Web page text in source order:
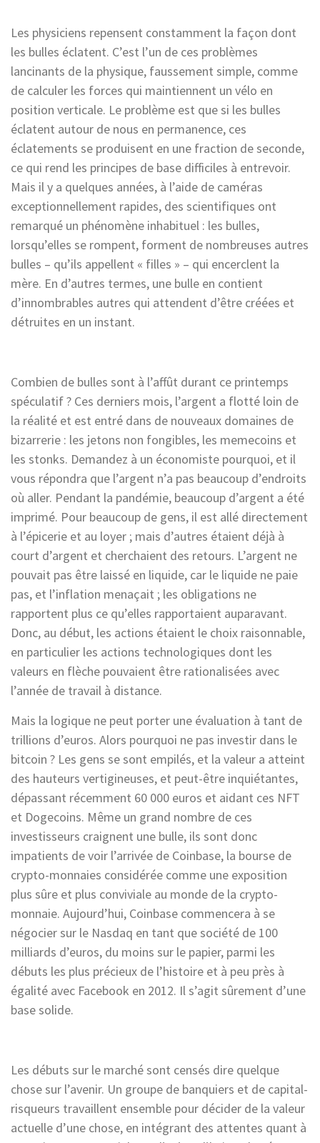
Les physiciens repensent constamment la façon dont
les bulles éclatent. C’est l’un de ces problèmes
lancinants de la physique, faussement simple, comme
de calculer les forces qui maintiennent un vélo en
position verticale. Le problème est que si les bulles
éclatent autour de nous en permanence, ces
éclatements se produisent en une fraction de seconde,
ce qui rend les principes de base difficiles à entrevoir.
Mais il y a quelques années, à l’aide de caméras
exceptionnellement rapides, des scientifiques ont
remarqué un phénomène inhabituel : les bulles,
lorsqu’elles se rompent, forment de nombreuses autres
bulles – qu’ils appellent « filles » – qui encerclent la
mère. En d’autres termes, une bulle en contient
d’innombrables autres qui attendent d’être créées et
détruites en un instant.
Combien de bulles sont à l’affût durant ce printemps
spéculatif ? Ces derniers mois, l’argent a flotté loin de
la réalité et est entré dans de nouveaux domaines de
bizarrerie : les jetons non fongibles, les memecoins et
les stonks. Demandez à un économiste pourquoi, et il
vous répondra que l’argent n’a pas beaucoup d’endroits
où aller. Pendant la pandémie, beaucoup d’argent a été
imprimé. Pour beaucoup de gens, il est allé directement
à l’épicerie et au loyer ; mais d’autres étaient déjà à
court d’argent et cherchaient des retours. L’argent ne
pouvait pas être laissé en liquide, car le liquide ne paie
pas, et l’inflation menaçait ; les obligations ne
rapportent plus ce qu’elles rapportaient auparavant.
Donc, au début, les actions étaient le choix raisonnable,
en particulier les actions technologiques dont les
valeurs en flèche pouvaient être rationalisées avec
l’année de travail à distance.
Mais la logique ne peut porter une évaluation à tant de
trillions d’euros. Alors pourquoi ne pas investir dans le
bitcoin ? Les gens se sont empilés, et la valeur a atteint
des hauteurs vertigineuses, et peut-être inquiétantes,
dépassant récemment 60 000 euros et aidant ces NFT
et Dogecoins. Même un grand nombre de ces
investisseurs craignent une bulle, ils sont donc
impatients de voir l’arrivée de Coinbase, la bourse de
crypto-monnaies considérée comme une exposition
plus sûre et plus conviviale au monde de la crypto-
monnaie. Aujourd’hui, Coinbase commencera à se
négocier sur le Nasdaq en tant que société de 100
milliards d’euros, du moins sur le papier, parmi les
débuts les plus précieux de l’histoire et à peu près à
égalité avec Facebook en 2012. Il s’agit sûrement d’une
base solide.
Les débuts sur le marché sont censés dire quelque
chose sur l’avenir. Un groupe de banquiers et de capital-
risqueurs travaillent ensemble pour décider de la valeur
actuelle d’une chose, en intégrant des attentes quant à